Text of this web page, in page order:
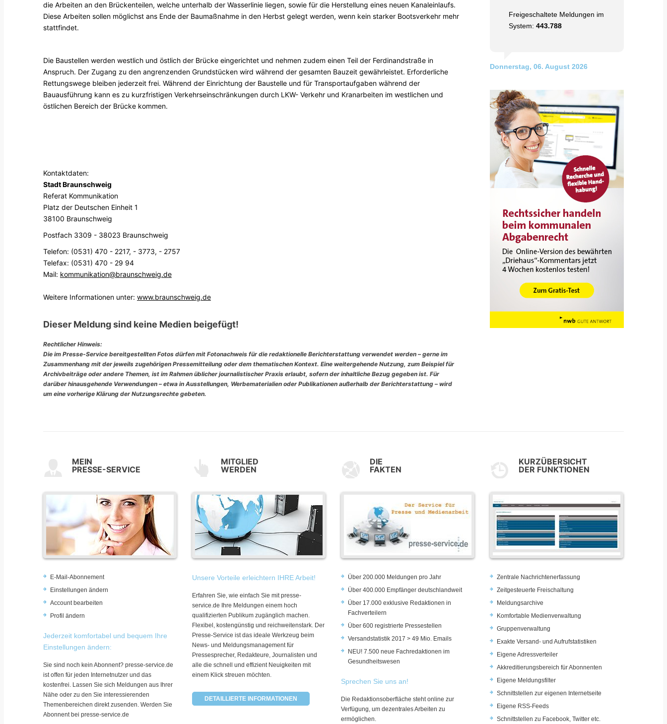
die Arbeiten an den Brückenteilen, welche unterhalb der Wasserlinie liegen, sowie für die Herstellung eines neuen Kanaleinlaufs.
Diese Arbeiten sollen möglichst ans Ende der Baumaßnahme in den Herbst gelegt werden, wenn kein starker Bootsverkehr mehr
stattfindet.
Die Baustellen werden westlich und östlich der Brücke eingerichtet und nehmen zudem einen Teil der Ferdinandstraße in
Anspruch. Der Zugang zu den angrenzenden Grundstücken wird während der gesamten Bauzeit gewährleistet. Erforderliche
Rettungswege bleiben jederzeit frei. Während der Einrichtung der Baustelle und für Transportaufgaben während der
Bauausführung kann es zu kurzfristigen Verkehrseinschränkungen durch LKW- Verkehr und Kranarbeiten im westlichen und
östlichen Bereich der Brücke kommen.
Kontaktdaten:
Stadt Braunschweig
Referat Kommunikation
Platz der Deutschen Einheit 1
38100 Braunschweig
Postfach 3309 - 38023 Braunschweig
Telefon: (0531) 470 - 2217, - 3773, - 2757
Telefax: (0531) 470 - 29 94
Mail: kommunikation@braunschweig.de
Weitere Informationen unter: www.braunschweig.de
Dieser Meldung sind keine Medien beigefügt!
Rechtlicher Hinweis:
Die im Presse-Service bereitgestellten Fotos dürfen mit Fotonachweis für die redaktionelle Berichterstattung verwendet werden – gerne im
Zusammenhang mit der jeweils zugehörigen Pressemitteilung oder dem thematischen Kontext. Eine weitergehende Nutzung, zum Beispiel für
Archivbeiträge oder andere Themen, ist im Rahmen üblicher journalistischer Praxis erlaubt, sofern der inhaltliche Bezug gegeben ist. Für
darüber hinausgehende Verwendungen – etwa in Ausstellungen, Werbematerialien oder Publikationen außerhalb der Berichterstattung – wird
um eine vorherige Klärung der Nutzungsrechte gebeten.
Freigeschaltete Meldungen im
System: 443.788
Donnerstag, 06. August 2026
MEIN
PRESSE-SERVICE
E-Mail-Abonnement
Einstellungen ändern
Account bearbeiten
Profil ändern
Jederzeit komfortabel und bequem Ihre
Einstellungen ändern:
Sie sind noch kein Abonnent? presse-service.de
ist offen für jeden Internetnutzer und das
kostenfrei. Lassen Sie sich Meldungen aus Ihrer
Nähe oder zu den Sie interessierenden
Themenbereichen direkt zusenden. Werden Sie
Abonnent bei presse-service.de
MITGLIED
WERDEN
Unsere Vorteile erleichtern IHRE Arbeit!
Erfahren Sie, wie einfach Sie mit presse-
service.de Ihre Meldungen einem hoch
qualifizierten Publikum zugänglich machen.
Flexibel, kostengünstig und reichweitenstark. Der
Presse-Service ist das ideale Werkzeug beim
News- und Meldungsmanagement für
Pressesprecher, Redakteure, Journalisten und
alle die schnell und effizient Neuigkeiten mit
einem Klick streuen möchten.
DETAILLIERTE INFORMATIONEN
DIE
FAKTEN
Über 200.000 Meldungen pro Jahr
Über 400.000 Empfänger deutschlandweit
Über 17.000 exklusive Redaktionen in
Fachverteilern
Über 600 registrierte Pressestellen
Versandstatistik 2017 > 49 Mio. Emails
NEU! 7.500 neue Fachredaktionen im
Gesundheitswesen
Sprechen Sie uns an!
Die Redaktionsoberfläche steht online zur
Verfügung, um dezentrales Arbeiten zu
ermöglichen.
KURZÜBERSICHT
DER FUNKTIONEN
Zentrale Nachrichtenerfassung
Zeitgesteuerte Freischaltung
Meldungsarchive
Komfortable Medienverwaltung
Gruppenverwaltung
Exakte Versand- und Aufrufstatistiken
Eigene Adressverteiler
Akkreditierungsbereich für Abonnenten
Eigene Meldungsfilter
Schnittstellen zur eigenen Internetseite
Eigene RSS-Feeds
Schnittstellen zu Facebook, Twitter etc.